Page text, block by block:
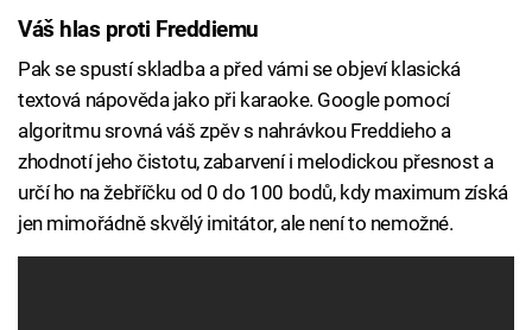
Váš hlas proti Freddiemu
Pak se spustí skladba a před vámi se objeví klasická
textová nápověda jako při karaoke. Google pomocí
algoritmu srovná váš zpěv s nahrávkou Freddieho a
zhodnotí jeho čistotu, zabarvení i melodickou přesnost a
určí ho na žebříčku od 0 do 100 bodů, kdy maximum získá
jen mimořádně skvělý imitátor, ale není to nemožné.